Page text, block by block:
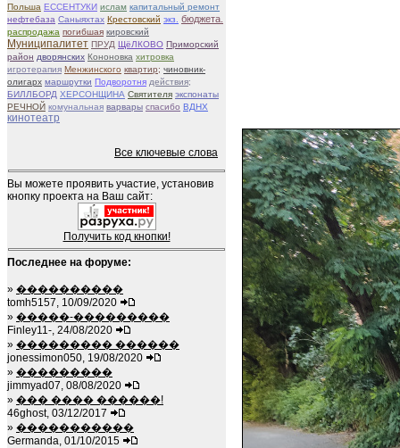
Польша ЕССЕНТУКИ ислам капитальный ремонт
нефтебаза Саныяхтах Крестовский экз. бюджета.
распродажа погибшая кировский
Муниципалитет ПРУД ЩёЛКОВО Приморский
район дворянских Кононовка хитровка
игротерапия Менжинского квартир; чиновник-
олигарх маршрутки Подворотня действия;
БИЛЛБОРД ХЕРСОНЩИНА Святителя экспонаты
РЕЧНОЙ комунальная варвары спасибо ВДНХ
кинотеатр
Все ключевые слова
Вы можете проявить участие, установив
кнопку проекта на Ваш сайт:
Получить код кнопки!
Последнее на форуме:
» ����������
tomh5157, 10/09/2020
» �����-���������
Finley11-, 24/08/2020
» ��������� ������
jonessimon050, 19/08/2020
» ���������
jimmyad07, 08/08/2020
» ��� ���� ������!
46ghost, 03/12/2017
» �����������
Germanda, 01/10/2015